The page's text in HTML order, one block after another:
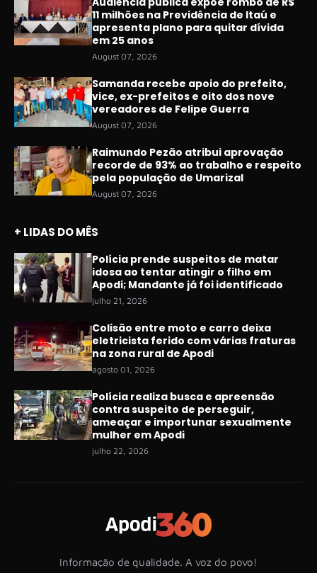
11 milhões na Previdência de Itaú e
apresenta plano para quitar dívida
em 25 anos
August 07, 2026
Samanda recebe apoio do prefeito,
vice, ex-prefeitos e oito dos nove
vereadores de Felipe Guerra
August 07, 2026
Raimundo Pezão atribui aprovação
recorde de 93% ao trabalho e respeito
pela população de Umarizal
August 07, 2026
+ LIDAS DO MÊS
Polícia prende suspeitos de matar
idosa ao tentar atingir o filho em
Apodi; Mandante já foi identificado
julho 21, 2026
Colisão entre moto e carro deixa
eletricista ferido com várias fraturas
na zona rural de Apodi
agosto 01, 2026
Polícia realiza busca e apreensão
contra suspeito de perseguir,
ameaçar e importunar sexualmente
mulher em Apodi
julho 22, 2026
Informação de qualidade. A voz do povo!